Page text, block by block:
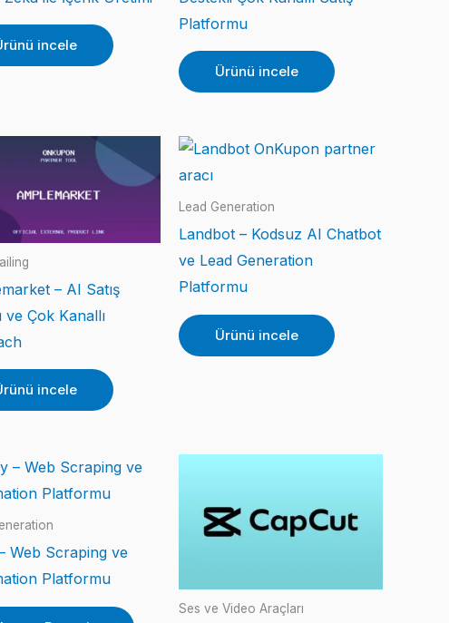
incele
Platformu
Ürünü incele
– AI Satış
ve Çok Kanallı
incele
Lead Generation
Landbot – Kodsuz AI Chatbot
ve Lead Generation
Platformu
Ürünü incele
Web Scraping ve
Platformu
Ses ve Video Araçları